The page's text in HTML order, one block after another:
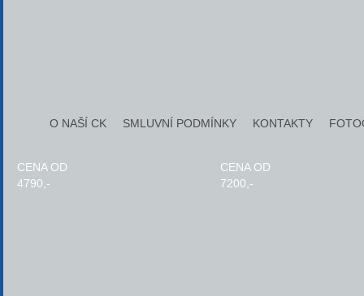
4790,-
CENA OD
7200,-
CENA OD
O NAŠÍ CK SMLUVNÍ PODMÍNKY KONTAKTY